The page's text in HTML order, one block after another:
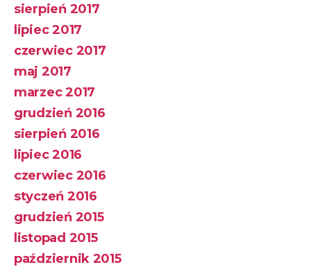
sierpień 2017
lipiec 2017
czerwiec 2017
maj 2017
marzec 2017
grudzień 2016
sierpień 2016
lipiec 2016
czerwiec 2016
styczeń 2016
grudzień 2015
listopad 2015
październik 2015